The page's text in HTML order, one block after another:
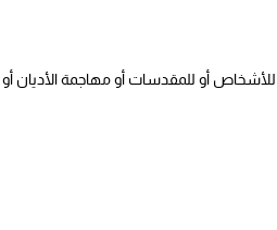
أو للمقدسات أو مهاجمة الأديان أو